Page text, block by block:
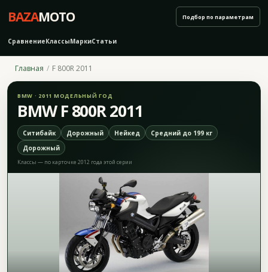
BAZAMOTO
СравнениеКлассыМаркиСтатьи
Подбор по параметрам
Главная F 800R 2011
BMW · 2011 МОДЕЛЬНЫЙ ГОД
BMW F 800R 2011
Ситибайк Дорожный Нейкед
Средний до 199 кг
Дорожный
Классы — по карточке 2012 года этой серии